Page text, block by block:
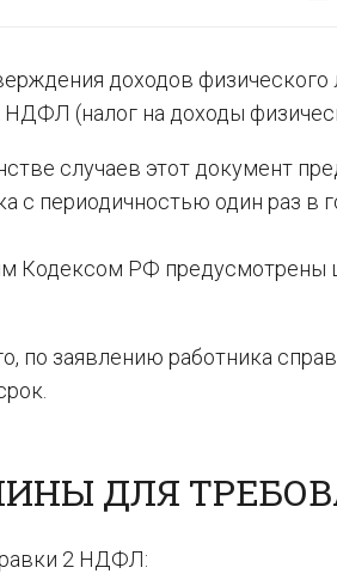
доходов
НДФЛ (налог на доходы
случаев этот документ
с периодичностью один раз в
Кодексом РФ предусмотрены
по заявлению работника
ДЛЯ
2 НДФЛ: